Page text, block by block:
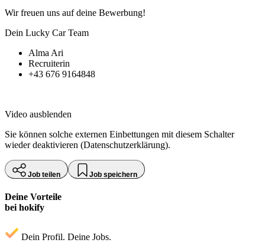
Wir freuen uns auf deine Bewerbung!
Dein Lucky Car Team
Alma Ari
Recruiterin
+43 676 9164848
Video ausblenden
Sie können solche externen Einbettungen mit diesem Schalter
wieder deaktivieren (Datenschutzerklärung).
Job teilen Job speichern
Deine Vorteile
bei hokify
Dein Profil. Deine Jobs.